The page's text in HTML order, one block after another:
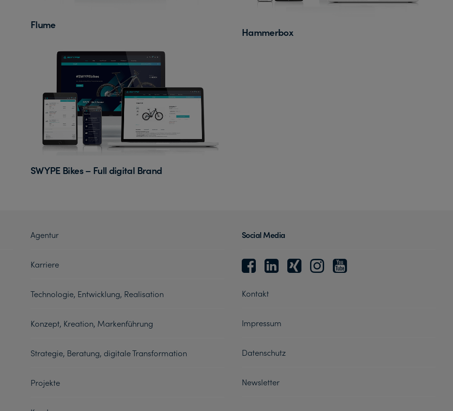
Flume
Hammerbox
SWYPE Bikes – Full digital Brand
Agentur
Karriere
Technologie, Entwicklung, Realisation
Konzept, Kreation, Markenführung
Strategie, Beratung, digitale Transformation
Projekte
Social Media
Kontakt
Impressum
Datenschutz
Newsletter